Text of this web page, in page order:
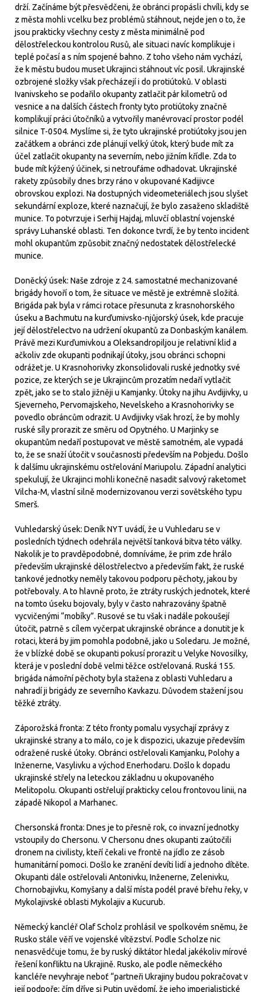
drží. Začínáme být přesvědčeni, že obránci propásli chvíli, kdy se
z města mohli vcelku bez problémů stáhnout, nejde jen o to, že
jsou prakticky všechny cesty z města minimálně pod
dělostřeleckou kontrolou Rusů, ale situaci navíc komplikuje i
teplé počasí a s ním spojené bahno. Z toho všeho nám vychází,
že k městu budou muset Ukrajinci stáhnout víc posil. Ukrajinské
ozbrojené složky však přecházejí i do protiútoků. V oblasti
Ivanivskeho se podařilo okupanty zatlačit pár kilometrů od
vesnice a na dalších částech fronty tyto protiútoky značně
komplikují práci útočníků a vytvořily manévrovací prostor podél
silnice T-0504. Myslíme si, že tyto ukrajinské protiútoky jsou jen
začátkem a obránci zde plánují velký útok, který bude mít za
účel zatlačit okupanty na severním, nebo jižním křídle. Zda to
bude mít kýžený účinek, si netroufáme odhadovat. Ukrajinské
rakety způsobily dnes brzy ráno v okupované Kadijivce
obrovskou explozi. Na dostupných videometeriálech jsou slyšet
sekundární exploze, které naznačují, že bylo zasaženo skladiště
munice. To potvrzuje i Serhij Hajdaj, mluvčí oblastní vojenské
správy Luhanské oblasti. Ten dokonce tvrdí, že by tento incident
mohl okupantům způsobit značný nedostatek dělostřelecké
munice.
Doněcký úsek: Naše zdroje z 24. samostatné mechanizované
brigády hovoří o tom, že situace ve městě je extrémně složitá.
Brigáda pak byla v rámci rotace přesunuta z krasnohorského
úseku a Bachmutu na kurďumivsko-njůjorský úsek, kde pracuje
její dělostřelectvo na udržení okupantů za Donbaským kanálem.
Právě mezi Kurďumivkou a Oleksandropiljou je relativní klid a
ačkoliv zde okupanti podnikají útoky, jsou obránci schopni
odrážet je. U Krasnohorivky zkonsolidovali ruské jednotky své
pozice, ze kterých se je Ukrajincům prozatím nedaří vytlačit
zpět, jako se to stalo jižněji u Kamjanky. Útoky na jihu Avdijivky, u
Sjeverneho, Pervomajskeho, Nevelskeho a Krasnohorivky se
povedlo obráncům odrazit. U Avdijivky však hrozí, že by mohly
ruské síly prorazit ze směru od Opytného. U Marjinky se
okupantům nedaří postupovat ve městě samotném, ale vypadá
to, že se snaží útočit v současnosti především na Pobjedu. Došlo
k dalšímu ukrajinskému ostřelování Mariupolu. Západní analytici
spekulují, že Ukrajinci mohli konečně nasadit salvový raketomet
Vilcha-M, vlastní silně modernizovanou verzi sovětského typu
Smerš.
Vuhledarský úsek: Deník NYT uvádí, že u Vuhledaru se v
posledních týdnech odehrála největší tanková bitva této války.
Nakolik je to pravděpodobné, domníváme, že prim zde hrálo
především ukrajinské dělostřelectvo a především fakt, že ruské
tankové jednotky neměly takovou podporu pěchoty, jakou by
potřebovaly. A to hlavně proto, že ztráty ruských jednotek, které
na tomto úseku bojovaly, byly v často nahrazovány špatně
vycvičenými “mobíky”. Rusové se tu však i nadále pokoušejí
útočit, patrně s cílem vyčerpat ukrajinské obránce a donutit je k
rotaci, která by jim pomohla podobně, jako u Soledaru. Je možné,
že v blízké době se okupanti pokusí prorazit u Velyke Novosilky,
která je v poslední době velmi těžce ostřelovaná. Ruská 155.
brigáda námořní pěchoty byla stažena z oblasti Vuhledaru a
nahradí ji brigády ze severního Kavkazu. Důvodem stažení jsou
těžké ztráty.
Záporožská fronta: Z této fronty pomalu vysychají zprávy z
ukrajinské strany a to málo, co je k dispozici, ukazuje především
odražené ruské útoky. Obránci ostřelovali Kamjanku, Polohy a
Inženerne, Vasylivku a východ Enerhodaru. Došlo k dopadu
ukrajinské střely na leteckou základnu u okupovaného
Melitopolu. Okupanti ostřelují prakticky celou frontovou linii, na
západě Nikopol a Marhanec.
Chersonská fronta: Dnes je to přesně rok, co invazní jednotky
vstoupily do Chersonu. V Chersonu dnes okupanti zaútočili
dronem na civilisty, kteří čekali ve frontě na jídlo ze zásob
humanitární pomoci. Došlo ke zranění devíti lidí a jednoho dítěte.
Okupanti dále ostřelovali Antonivku, Inženerne, Zelenivku,
Chornobajivku, Komyšany a další místa podél pravé břehu řeky, v
Mykolajivské oblasti Mykolajiv a Kucurub.
Německý kancléř Olaf Scholz prohlásil ve spolkovém sněmu, že
Rusko stále věří ve vojenské vítězství. Podle Scholze nic
nenasvědčuje tomu, že by ruský diktátor hledal jakékoliv mírové
řešení konfliktu na Ukrajině. Rusko, ale podle německého
kancléře nevyhraje neboť “partneři Ukrajiny budou pokračovat v
její podpoře; čím dříve si Putin uvědomí, že jeho imperialistické